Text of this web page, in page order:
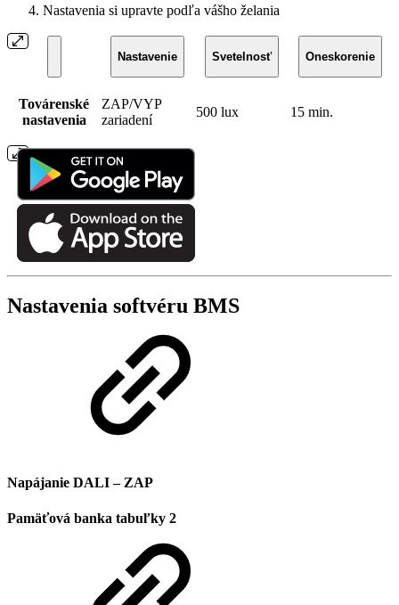
Nastavenia si upravte podľa vášho želania
Nastavenie Svetelnosť Oneskorenie
Továrenské
nastavenia
ZAP/VYP
zariadení
500 lux 15 min.
Nastavenia softvéru BMS
Napájanie DALI – ZAP
Pamäťová banka tabuľky 2